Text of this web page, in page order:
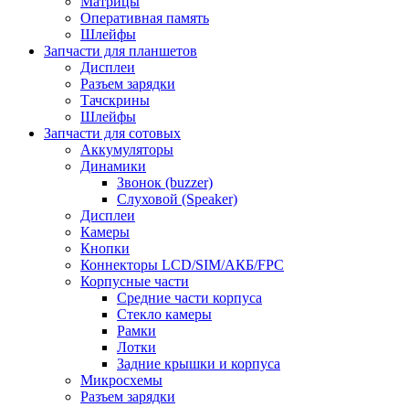
Оперативная память
Шлейфы
Запчасти для планшетов
Дисплеи
Разъем зарядки
Тачскрины
Шлейфы
Запчасти для сотовых
Аккумуляторы
Динамики
Звонок (buzzer)
Слуховой (Speaker)
Дисплеи
Камеры
Кнопки
Коннекторы LCD/SIM/АКБ/FPC
Корпусные части
Средние части корпуса
Стекло камеры
Рамки
Лотки
Задние крышки и корпуса
Микросхемы
Разъем зарядки